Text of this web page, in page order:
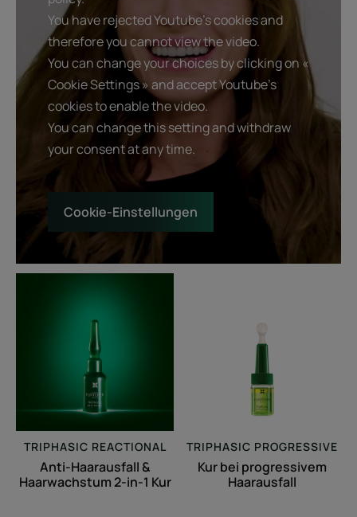
You have rejected Youtube's cookies and
therefore you cannot view the video.
You can change your choices by clicking on «
Cookie Settings » and accept Youtube's
cookies to enable the video.
You can change this setting and withdraw
your consent at any time.
Cookie-Einstellungen
&
Haarwachstum
2-
in-
1
Kur
TRIPHASIC REACTIONAL
Anti-Haarausfall &
Haarwachstum 2-in-1 Kur
Haarausfall
TRIPHASIC PROGRESSIVE
Kur bei progressivem
Haarausfall